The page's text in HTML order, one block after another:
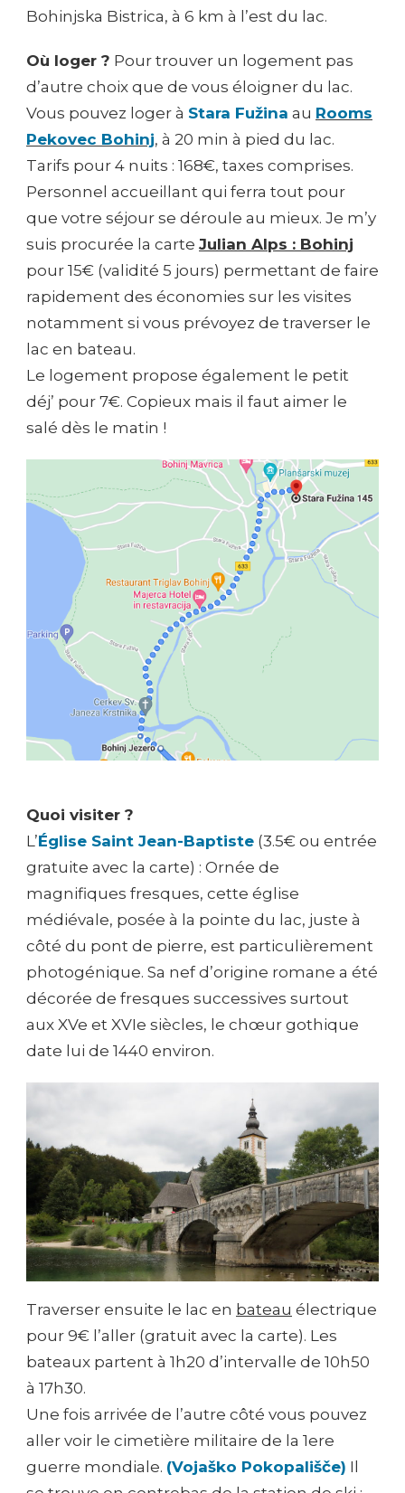
Bohinjska Bistrica, à 6 km à l’est du lac.
Où loger ? Pour trouver un logement pas
d’autre choix que de vous éloigner du lac.
Vous pouvez loger à Stara Fužina au Rooms
Pekovec Bohinj, à 20 min à pied du lac.
Tarifs pour 4 nuits : 168€, taxes comprises.
Personnel accueillant qui ferra tout pour
que votre séjour se déroule au mieux. Je m’y
suis procurée la carte Julian Alps : Bohinj
pour 15€ (validité 5 jours) permettant de faire
rapidement des économies sur les visites
notamment si vous prévoyez de traverser le
lac en bateau.
Le logement propose également le petit
déj’ pour 7€. Copieux mais il faut aimer le
salé dès le matin !
Quoi visiter ?
L’Église Saint Jean-Baptiste (3.5€ ou entrée
gratuite avec la carte) : Ornée de
magnifiques fresques, cette église
médiévale, posée à la pointe du lac, juste à
côté du pont de pierre, est particulièrement
photogénique. Sa nef d’origine romane a été
décorée de fresques successives surtout
aux XVe et XVIe siècles, le chœur gothique
date lui de 1440 environ.
Traverser ensuite le lac en bateau électrique
pour 9€ l’aller (gratuit avec la carte). Les
bateaux partent à 1h20 d’intervalle de 10h50
à 17h30.
Une fois arrivée de l’autre côté vous pouvez
aller voir le cimetière militaire de la 1ere
guerre mondiale. (Vojaško Pokopališče) Il